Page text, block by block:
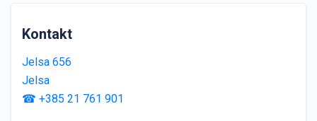
Kontakt
Jelsa 656
Jelsa
☎ +385 21 761 901